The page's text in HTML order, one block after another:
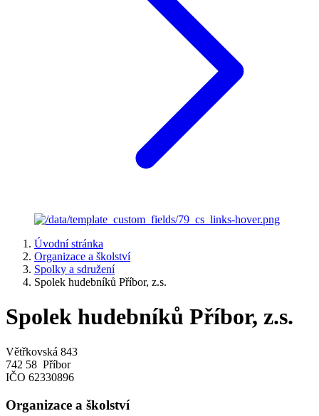
Úvodní stránka
Organizace a školství
Spolky a sdružení
Spolek hudebníků Příbor, z.s.
Spolek hudebníků Příbor, z.s.
Větřkovská 843
742 58 Příbor
IČO 62330896
Organizace a školství